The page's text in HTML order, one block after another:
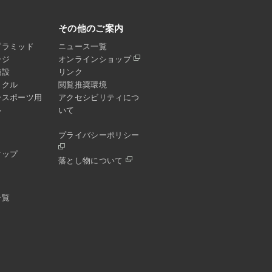
ミッド
クル
ポーツ用
ップ
その他のご案内
ニュース一覧
オンラインショップ
リンク
閲覧推奨環境
アクセシビリティにつ
いて
プライバシーポリシー
落とし物について